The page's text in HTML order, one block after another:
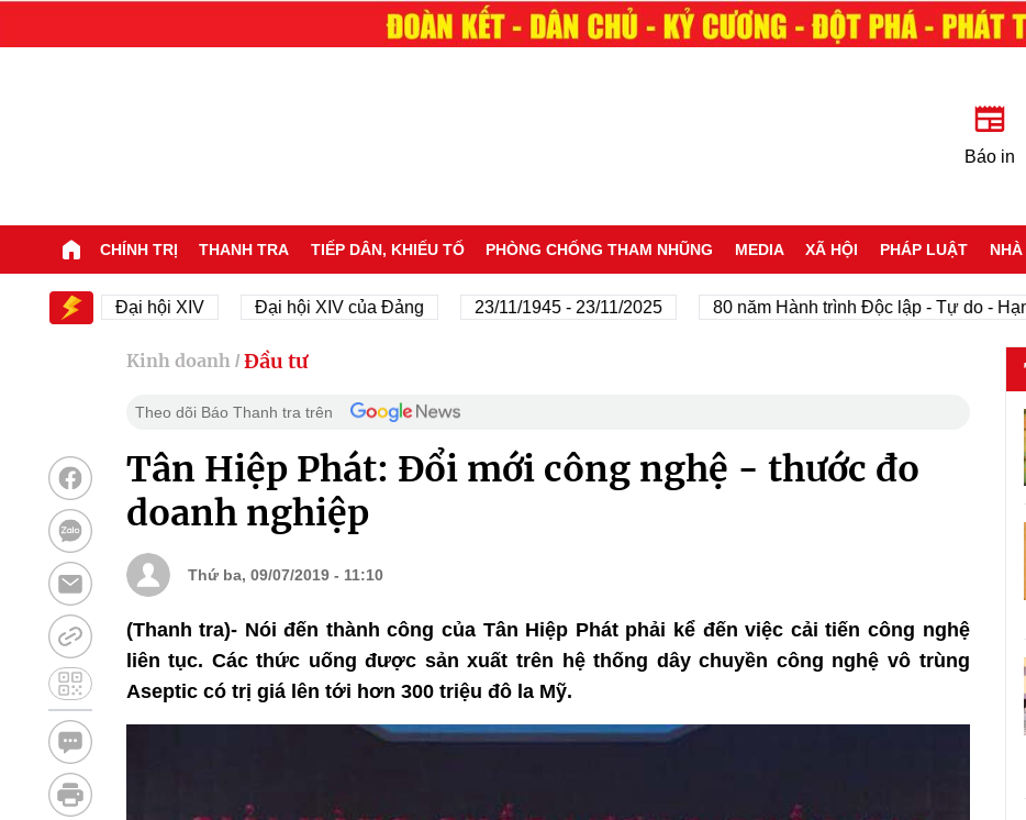
Báo in
CHÍNH TRỊ THANH TRA TIẾP DÂN, KHIẾU TỐ PHÒNG CHỐNG THAM NHŨNG MEDIA XÃ HỘI PHÁP LUẬT
Đại hội XIV Đại hội XIV của Đảng 23/11/1945 - 23/11/2025 80 năm Hành trình Độc lập - Tự do - Hạnh
Kinh doanh / Đầu tư
Theo dõi Báo Thanh tra trên
Tân Hiệp Phát: Đổi mới công nghệ - thước đo
doanh nghiệp
Thứ ba, 09/07/2019 - 11:10
(Thanh tra)- Nói đến thành công của Tân Hiệp Phát phải kể đến việc cải tiến công nghệ
liên tục. Các thức uống được sản xuất trên hệ thống dây chuyền công nghệ vô trùng
Aseptic có trị giá lên tới hơn 300 triệu đô la Mỹ.